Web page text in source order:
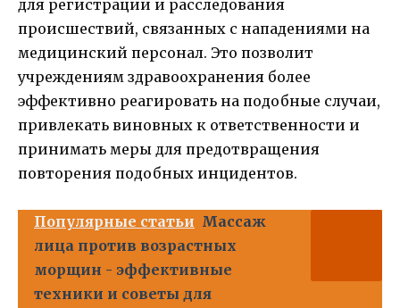
для регистрации и расследования
происшествий, связанных с нападениями на
медицинский персонал. Это позволит
учреждениям здравоохранения более
эффективно реагировать на подобные случаи,
привлекать виновных к ответственности и
принимать меры для предотвращения
повторения подобных инцидентов.
Популярные статьи Массаж
лица против возрастных
морщин - эффективные
техники и советы для